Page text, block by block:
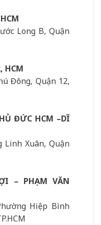
Long B, Quận
HCM
Đông, Quận 12,
ĐỨC HCM –DĨ
Linh Xuân, Quận
– PHẠM VĂN
Hiệp Bình